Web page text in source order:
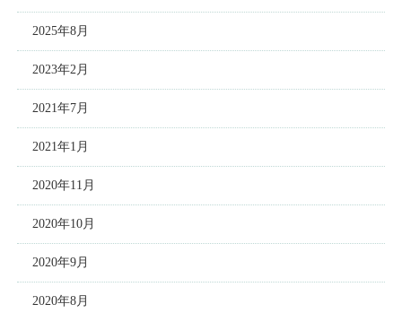
2025年8月
2023年2月
2021年7月
2021年1月
2020年11月
2020年10月
2020年9月
2020年8月